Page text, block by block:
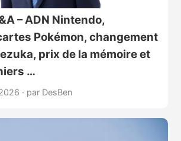
– ADN Nintendo,
Pokémon, changement
prix de la mémoire et
…
· par DesBen